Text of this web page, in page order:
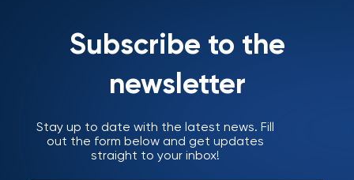
Subscribe to the
newsletter
Stay up to date with the latest news. Fill
out the form below and get updates
straight to your inbox!